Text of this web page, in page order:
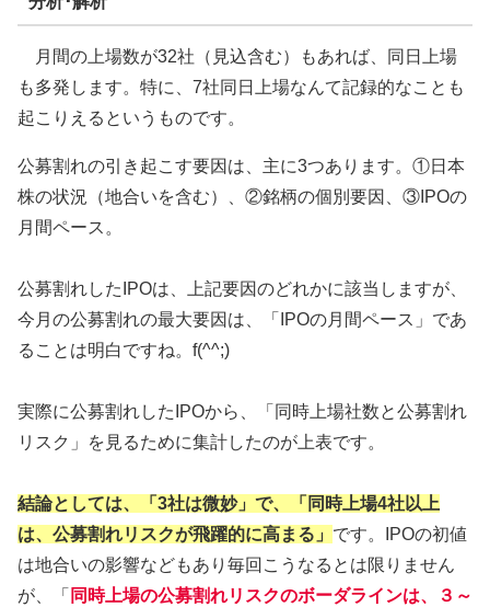
月間の上場数が32社（見込含む）もあれば、同日上場
も多発します。特に、7社同日上場なんて記録的なことも
起こりえるというものです。
公募割れの引き起こす要因は、主に3つあります。①日本
株の状況（地合いを含む）、②銘柄の個別要因、③IPOの
月間ペース。
公募割れしたIPOは、上記要因のどれかに該当しますが、
今月の公募割れの最大要因は、「IPOの月間ペース」であ
ることは明白ですね。f(^^;)
実際に公募割れしたIPOから、「同時上場社数と公募割れ
リスク」を見るために集計したのが上表です。
結論としては、「3社は微妙」で、「同時上場4社以上
は、公募割れリスクが飛躍的に高まる」 です。IPOの初値
は地合いの影響などもあり毎回こうなるとは限りません
が、「 同時上場の公募割れリスクのボーダラインは、３～